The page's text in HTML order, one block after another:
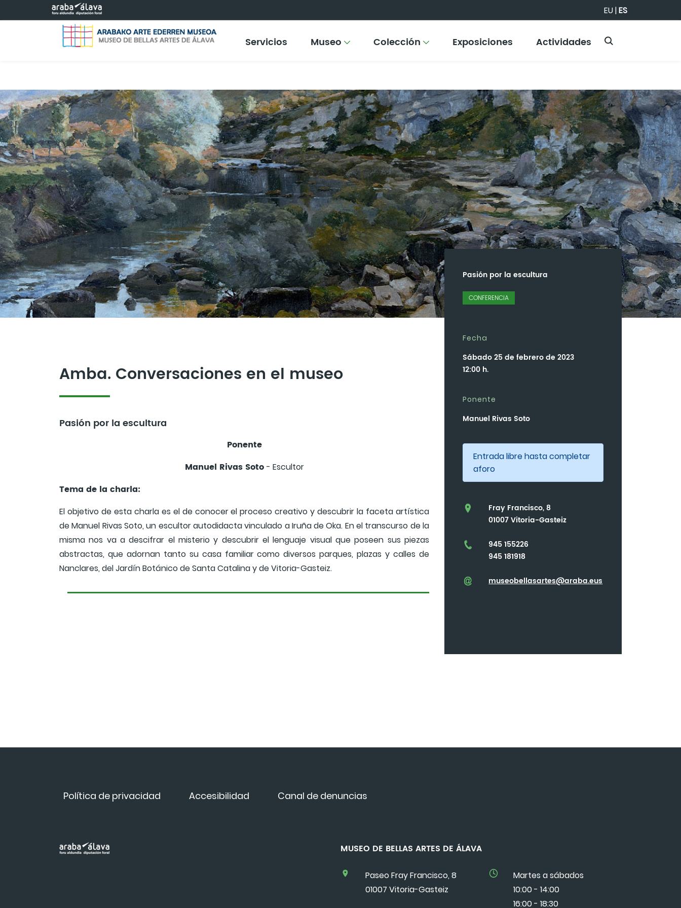
Saltar al contenido principal EU|ES
Servicios Museo Colección Exposiciones Actividades
Amba. Conversaciones en el museo
Pasión por la escultura
Ponente
Manuel Rivas Soto - Escultor
Tema de la charla:
El objetivo de esta charla es el de conocer el proceso creativo y descubrir la faceta artística
de Manuel Rivas Soto, un escultor autodidacta vinculado a Iruña de Oka. En el transcurso de la
misma nos va a descifrar el misterio y descubrir el lenguaje visual que poseen sus piezas
abstractas, que adornan tanto su casa familiar como diversos parques, plazas y calles de
Nanclares, del Jardín Botánico de Santa Catalina y de Vitoria-Gasteiz.
Pasión por la escultura
CONFERENCIA
Fecha
Sábado 25 de febrero de 2023
12:00 h.
Ponente
Manuel Rivas Soto
Entrada libre hasta completar
aforo
Fray Francisco, 8
01007 Vitoria-Gasteiz
945 155226
945 181918
museobellasartes@araba.eus
Política de privacidad Accesibilidad Canal de denuncias
MUSEO DE BELLAS ARTES DE ÁLAVA
Paseo Fray Francisco, 8
01007 Vitoria-Gasteiz
Martes a sábados
10:00 - 14:00
16:00 - 18:30